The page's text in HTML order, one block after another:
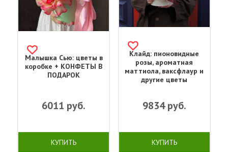
Малышка Сью: цветы в
коробке + КОНФЕТЫ В
ПОДАРОК
6011 руб.
КУПИТЬ
Клайд: пионовидные
розы, ароматная
маттиола, ваксфлаур и
другие цветы
9834руб.
КУПИТЬ